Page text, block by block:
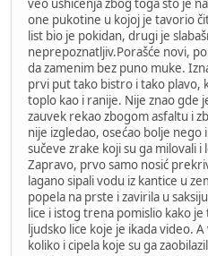
veo ushićenja zbog toga što je
one pukotine u kojoj je tavorio
list bio je pokidan, drugi je
neprepoznatljiv.Porašće novi,
da zamenim bez puno muke.
prvi put tako bistro i tako plavo,
toplo kao i ranije. Nije znao gde
zauvek rekao zbogom asfaltu i
nije izgledao, osećao bolje nego
sučeve zrake koji su ga milovali i
Zapravo, prvo samo nosić
lagano sipali vodu iz kantice u
popela na prste i zavirila u
lice i istog trena pomislio kako
ljudsko lice koje je ikada video.
koliko i cipela koje su ga